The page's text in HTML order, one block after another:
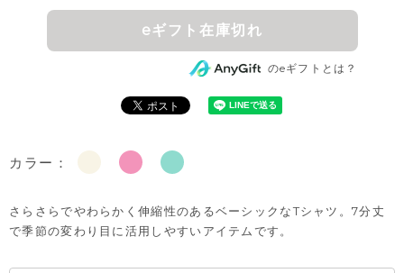
eギフト在庫切れ
のeギフトとは？
カラー：
さらさらでやわらかく伸縮性のあるベーシックなTシャツ。7分丈
で季節の変わり目に活用しやすいアイテムです。